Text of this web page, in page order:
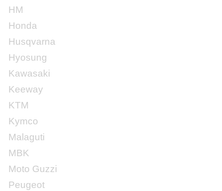
HM
Honda
Husqvarna
Hyosung
Kawasaki
Keeway
KTM
Kymco
Malaguti
MBK
Moto Guzzi
Peugeot